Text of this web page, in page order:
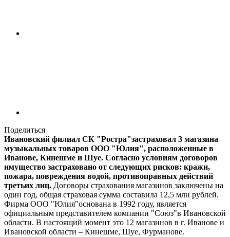
Поделиться
Ивановский филиал CК "Ростра"застраховал 3 магазина
музыкальных товаров ООО "Юлия", расположенные в
Иванове, Кинешме и Шуе. Согласно условиям договоров
имущество застраховано от следующих рисков: кражи,
пожара, повреждения водой, противоправных действий
третьих лиц. Договоры страхования магазинов заключены на
один год, общая страховая сумма составила 12,5 млн рублей.
Фирма ООО "Юлия"основана в 1992 году, является
официальным представителем компании "Союз"в Ивановской
области. В настоящий момент это 12 магазинов в г. Иванове и
Ивановской области – Кинешме, Шуе, Фурманове.